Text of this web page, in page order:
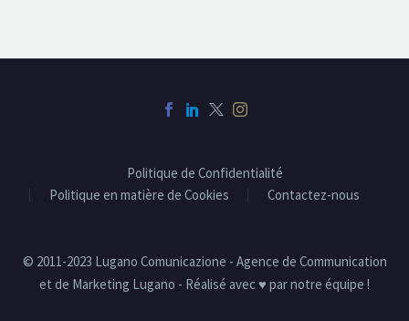
Politique de Confidentialité
Politique en matière de Cookies
Contactez-nous
© 2011-2023 Lugano Comunicazione - Agence de Communication
et de Marketing Lugano - Réalisé avec ♥ par notre équipe !